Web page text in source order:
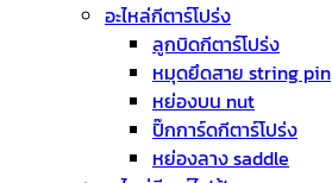
อะไหล่กีตาร์โปร่ง
ลูกบิดกีตาร์โปร่ง
หมุดยึดสาย string pin
หย่องบน nut
ปิ๊กการ์ดกีตาร์โปร่ง
หย่องลาง saddle